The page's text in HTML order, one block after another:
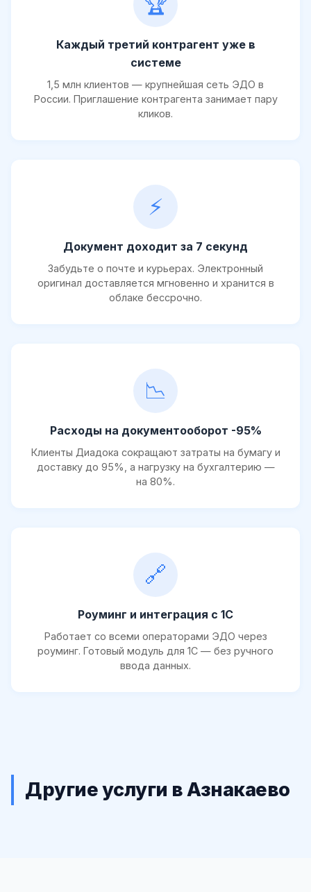
Каждый третий контрагент уже в
системе
1,5 млн клиентов — крупнейшая сеть ЭДО в
России. Приглашение контрагента занимает пару
кликов.
⚡
Документ доходит за 7 секунд
Забудьте о почте и курьерах. Электронный
оригинал доставляется мгновенно и хранится в
облаке бессрочно.
📉
Расходы на документооборот -95%
Клиенты Диадока сокращают затраты на бумагу и
доставку до 95%, а нагрузку на бухгалтерию —
на 80%.
🔗
Роуминг и интеграция с 1С
Работает со всеми операторами ЭДО через
роуминг. Готовый модуль для 1С — без ручного
ввода данных.
Другие услуги в Азнакаево